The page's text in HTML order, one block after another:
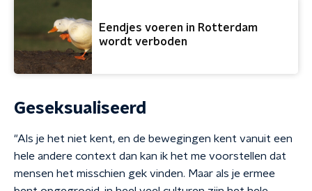
Eendjes voeren in Rotterdam
wordt verboden
Geseksualiseerd
"Als je het niet kent, en de bewegingen kent vanuit een
hele andere context dan kan ik het me voorstellen dat
mensen het misschien gek vinden. Maar als je ermee